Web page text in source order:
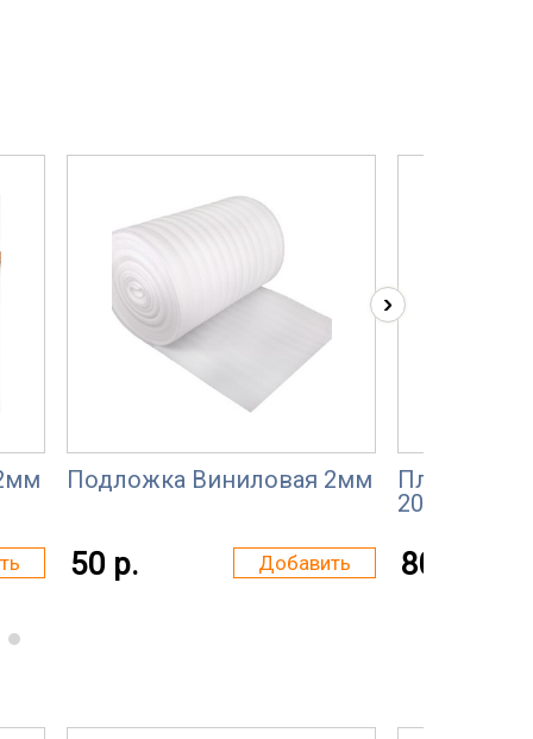
Подложка Виниловая 2мм
50 р. Добавить
Пленка
200 мкм
80 р.
›